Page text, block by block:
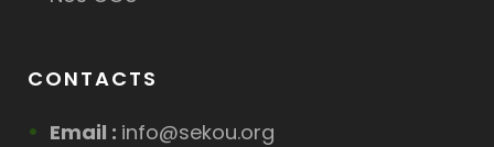
CONTACTS
Email : info@sekou.org